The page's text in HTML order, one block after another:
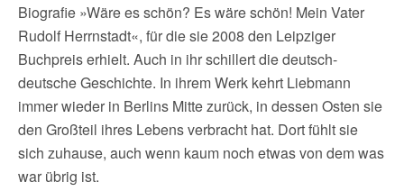
Biografie »Wäre es schön? Es wäre schön! Mein Vater
Rudolf Herrnstadt«, für die sie 2008 den Leipziger
Buchpreis erhielt. Auch in ihr schillert die deutsch-
deutsche Geschichte. In ihrem Werk kehrt Liebmann
immer wieder in Berlins Mitte zurück, in dessen Osten sie
den Großteil ihres Lebens verbracht hat. Dort fühlt sie
sich zuhause, auch wenn kaum noch etwas von dem was
war übrig ist.